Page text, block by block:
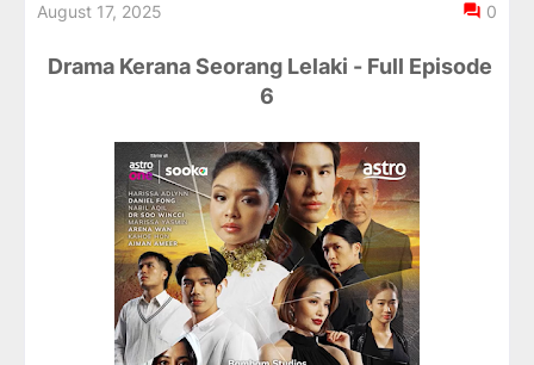
August 17, 2025 0
Drama Kerana Seorang Lelaki - Full Episode
6